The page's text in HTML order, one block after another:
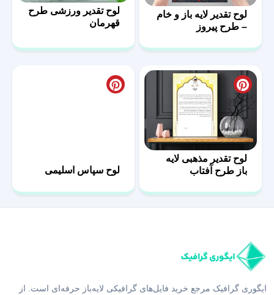
لوح تقدیر لایه باز و خام
– طرح پیروز
لوح تقدیر ورزشی طرح
قهرمان
لوح تقدیر مذهبی لایه
باز طرح آفتاب
لوح سپاس اسلیمی
ایگوری گرافیک مرجع خرید فایل‌های گرافیکی لایه‌باز حرفه‌ای است. از